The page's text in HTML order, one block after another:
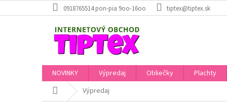
na
0918765514 pon-pia 9oo-16oo tiptex@tiptex.sk
NOVINKY Výpredaj Obliečky Plachty
DomovVýpredaj